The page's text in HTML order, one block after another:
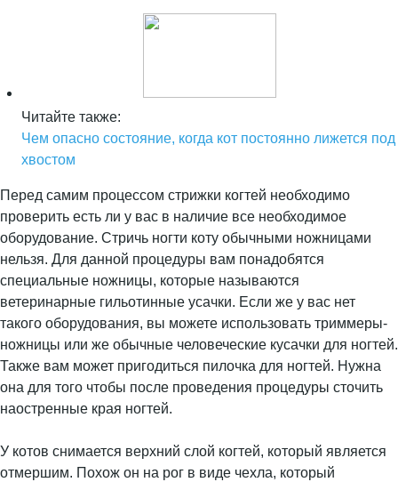
Читайте также:
Чем опасно состояние, когда кот постоянно лижется под
хвостом
Перед самим процессом стрижки когтей необходимо
проверить есть ли у вас в наличие все необходимое
оборудование. Стричь ногти коту обычными ножницами
нельзя. Для данной процедуры вам понадобятся
специальные ножницы, которые называются
ветеринарные гильотинные усачки. Если же у вас нет
такого оборудования, вы можете использовать триммеры-
ножницы или же обычные человеческие кусачки для ногтей.
Также вам может пригодиться пилочка для ногтей. Нужна
она для того чтобы после проведения процедуры сточить
наостренные края ногтей.
У котов снимается верхний слой когтей, который является
отмершим. Похож он на рог в виде чехла, который